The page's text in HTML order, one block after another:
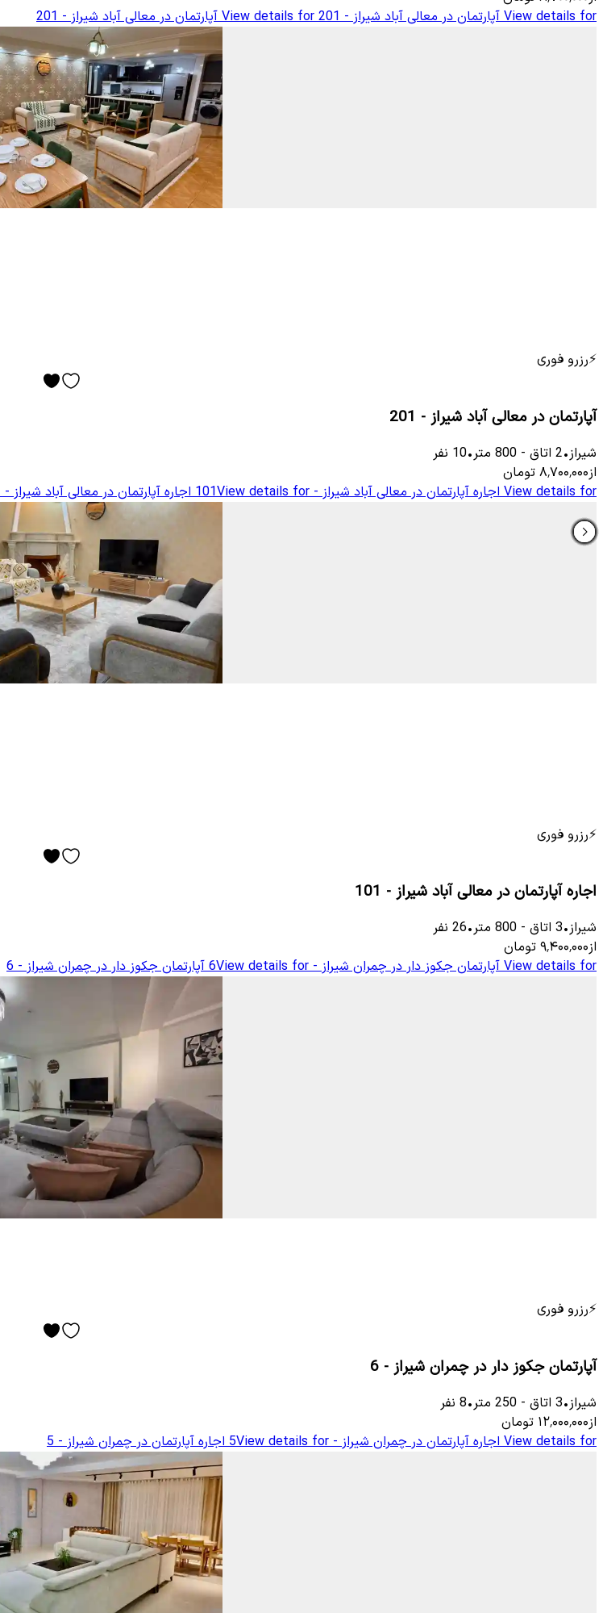
View details for آپارتمان در معالی آباد شیراز - 201 View details for آپارتمان در معالی آباد شیراز - 201
⚡رزرو فوری
آپارتمان در معالی آباد شیراز - 201
شیراز•
2 اتاق -
800 متر•
10 نفر
از۸٬۷۰۰٬۰۰۰ تومان
View details for اجاره آپارتمان در معالی آباد شیراز - 101View details for اجاره آپارتمان در معالی آباد شیراز - 101
⚡رزرو فوری
اجاره آپارتمان در معالی آباد شیراز - 101
شیراز•
3 اتاق -
800 متر•
26 نفر
از۹٬۴۰۰٬۰۰۰ تومان
View details for آپارتمان جکوز دار در چمران شیراز - 6View details for آپارتمان جکوز دار در چمران شیراز - 6
⚡رزرو فوری
آپارتمان جکوز دار در چمران شیراز - 6
شیراز•
3 اتاق -
250 متر•
8 نفر
از۱۲٬۰۰۰٬۰۰۰ تومان
View details for اجاره آپارتمان در چمران شیراز - 5View details for اجاره آپارتمان در چمران شیراز - 5